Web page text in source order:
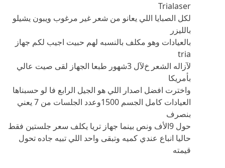
Trialaser
لكل الصبايا اللي يعانو من شعر غير مرغوب ويبون يشيلو
بالليزر
بالعيادات وهو مكلف بالنسبه لهم حبيت اجيب لكم جهاز
tria
ﻵزاله الشعر خﻵل 3شهور طبعا الجهاز لقى صيت عالي
بأمريكا
واخترت افضل اصدار اللي هو الجيل الرابع فا لو حسبناها
العيادات كامل الجسم 1500وعدد الجلسات من 7 يعني
بنصرف
حول 9اﻷف ونص بينما جهاز تريا يكلف سعر جلستين فقط
حاليا انباع عندي كميه وتبقى واحد اللي تبيه جاده تحول
قيمته